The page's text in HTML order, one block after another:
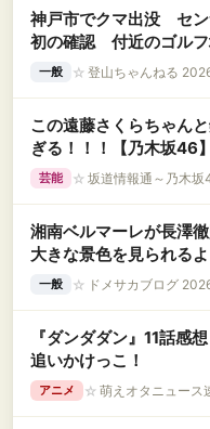
神戸市でクマ出没 セ
初の確認 付近のゴル
一般 ☆ 登山ちゃんねる
この遠藤さくらちゃん
ぎる！！！【乃木坂46】
芸能 ☆ 坂道情報通～乃木
湘南ベルマーレが長澤
大きな景色を見られる
一般 ☆ ドメサカブログ
『ダンダダン』11話感
追いかけっこ！
アニメ ☆ 萌えオタニュー